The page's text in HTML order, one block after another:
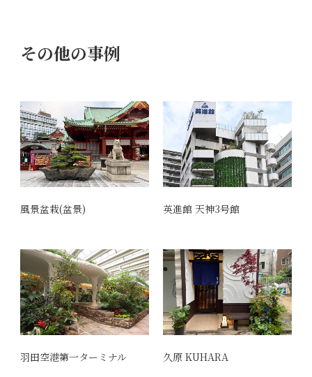
その他の事例
風景盆栽(盆景) 英進館 天神3号館
羽田空港第一ターミナル 久原 KUHARA